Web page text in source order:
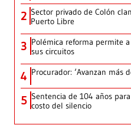
2 Sector privado de Colón
Puerto Libre
3 Polémica reforma permite
sus circuitos
4 Procurador: ‘Avanzan más
5 Sentencia de 104 años
costo del silencio